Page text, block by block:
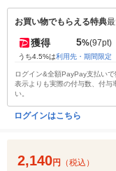
お買い物でもらえる特典
獲得 5%(97pt)
うち4.5%は利用先・期間限定
ログイン&全額PayPay支払い
表示よりも実際の付与数、付与
い。
ログインはこちら
2,140円
（税込）